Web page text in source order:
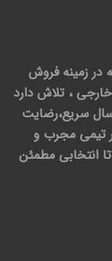
در زمینه فروش
، تلاش دارد
سریع،رضایت
تیمی مجرب و
انتخابی مطمئن